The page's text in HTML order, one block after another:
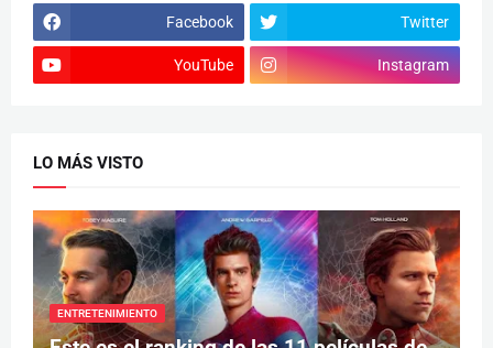
Facebook Twitter
YouTube Instagram
LO MÁS VISTO
ENTRETENIMIENTO